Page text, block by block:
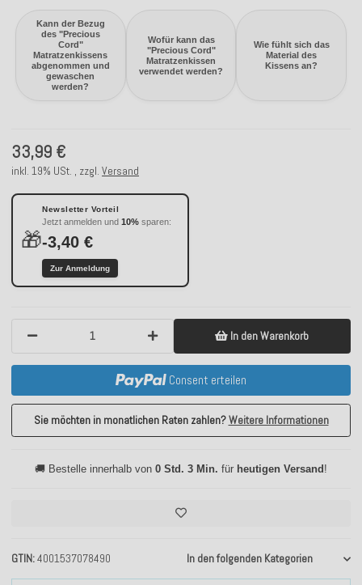
Kann der Bezug
des "Precious
Cord"
Matratzenkissens
abgenommen und
gewaschen
werden?
Wofür kann das
"Precious Cord"
Matratzenkissen
verwendet werden?
Wie fühlt sich das
Material des
Kissens an?
GTIN 4001537078490 In den folgenden Kategorien
33,99 €
inkl. 19% USt. , zzgl. Versand
🎁
Newsletter Vorteil
Jetzt anmelden und 10% sparen:
-3,40 €
Zur Anmeldung
In den Warenkorb
Consent erteilen
Sie möchten in monatlichen Raten zahlen?Weitere Informationen
🚚 Bestelle innerhalb von 0 Std. 3 Min. für heutigen Versand!